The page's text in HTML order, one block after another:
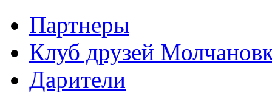
Партнеры
Клуб друзей
Дарители